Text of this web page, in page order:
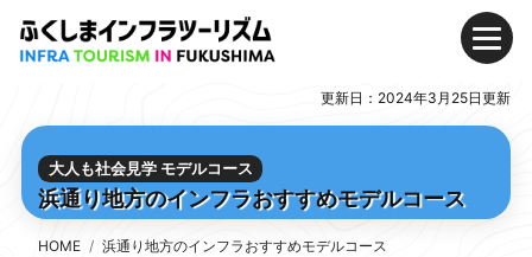
Skip
(Press
Enter)
Skip
Navigation
(Press
Enter)
メ
ュ
ー
モデルコース
浜通り地方のインフラおすすめモデルコース
中通り地方のインフラおすすめモデルコース
更新日：2024年3月25日更新
大人も社会見学 モデルコース
浜通り地方のインフラおすすめモデルコース
HOME 浜通り地方のインフラおすすめモデルコース